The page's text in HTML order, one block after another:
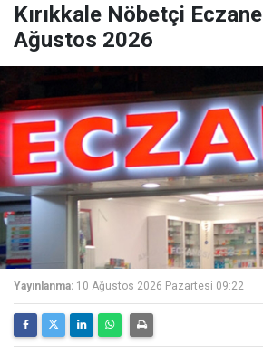
Kırıkkale Nöbetçi
Ağustos 2026
Yayınlanma: 10 Ağustos 2026 Pazartesi 09:22